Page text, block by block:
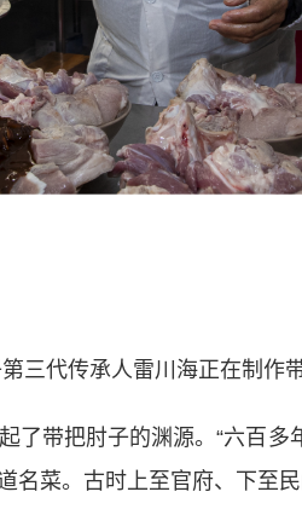
三代传承人雷川海正在制作
带把肘子的渊源。“六百多
名菜。古时上至官府、下至